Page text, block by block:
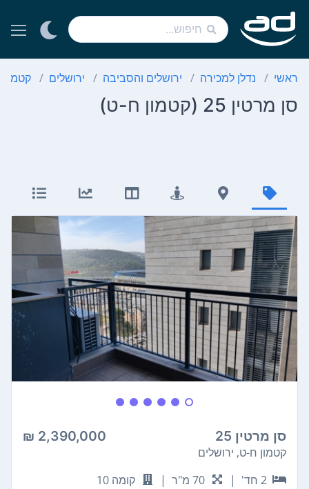
ראשי נדלן למכירה ירושלים והסביבה ירושלים
סן מרטין 25 (קטמון ח-ט)
סן מרטין 25 2,390,000 ₪
קטמון ח-ט, ירושלים
2 חד'
| 70 מ"ר |
קומה 10